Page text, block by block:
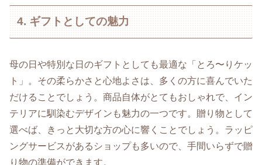
4. ギフトとしての魅力
母の日や特別な日のギフトとしても最適な「とろ〜りケッ
ト」。その柔らかさと心地よさは、多くの方に喜んでいた
だけることでしょう。商品自体がとてもおしゃれで、イン
テリアに馴染むデザインも魅力の一つです。贈り物として
選べば、きっと大切な方の心に響くことでしょう。ラッピ
ングサービスがあるショップも多いので、手間いらずで贈
り物の準備ができます。